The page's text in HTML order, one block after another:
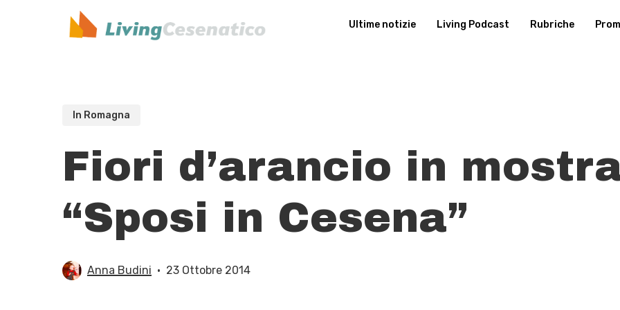
Ultime notizie Living Podcast Rubriche
In Romagna
Fiori d’arancio in
“Sposi in Cesena”
Anna Budini 23 Ottobre 2014